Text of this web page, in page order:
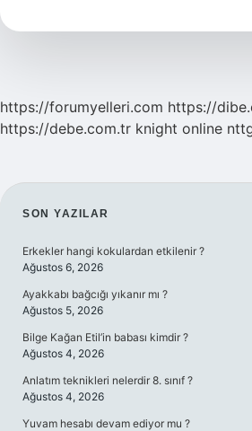
https://forumyelleri.com https://
https://debe.com.tr knight online
SIDEBAR
SON YAZILAR
Erkekler hangi kokulardan etkilenir ?
Ağustos 6, 2026
Ayakkabı bağcığı yıkanır mı ?
Ağustos 5, 2026
Bilge Kağan Etil’in babası kimdir ?
Ağustos 4, 2026
Anlatım teknikleri nelerdir 8. sınıf ?
Ağustos 4, 2026
Yuvam hesabı devam ediyor mu ?